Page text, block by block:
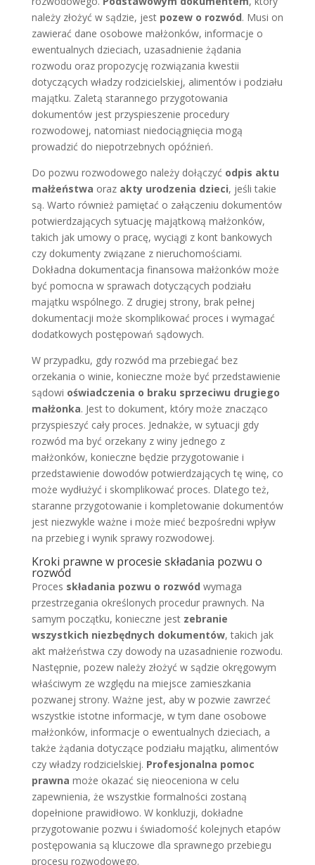
należy złożyć w sądzie, jest pozew o rozwód. Musi on
zawierać dane osobowe małżonków, informacje o
ewentualnych dzieciach, uzasadnienie żądania
rozwodu oraz propozycję rozwiązania kwestii
dotyczących władzy rodzicielskiej, alimentów i podziału
majątku. Zaletą starannego przygotowania
dokumentów jest przyspieszenie procedury
rozwodowej, natomiast niedociągnięcia mogą
prowadzić do niepotrzebnych opóźnień.
Do pozwu rozwodowego należy dołączyć odpis aktu
małżeństwa oraz akty urodzenia dzieci, jeśli takie
są. Warto również pamiętać o załączeniu dokumentów
potwierdzających sytuację majątkową małżonków,
takich jak umowy o pracę, wyciągi z kont bankowych
czy dokumenty związane z nieruchomościami.
Dokładna dokumentacja finansowa małżonków może
być pomocna w sprawach dotyczących podziału
majątku wspólnego. Z drugiej strony, brak pełnej
dokumentacji może skomplikować proces i wymagać
dodatkowych postępowań sądowych.
W przypadku, gdy rozwód ma przebiegać bez
orzekania o winie, konieczne może być przedstawienie
sądowi oświadczenia o braku sprzeciwu drugiego
małżonka. Jest to dokument, który może znacząco
przyspieszyć cały proces. Jednakże, w sytuacji gdy
rozwód ma być orzekany z winy jednego z
małżonków, konieczne będzie przygotowanie i
przedstawienie dowodów potwierdzających tę winę, co
może wydłużyć i skomplikować proces. Dlatego też,
staranne przygotowanie i kompletowanie dokumentów
jest niezwykle ważne i może mieć bezpośredni wpływ
na przebieg i wynik sprawy rozwodowej.
Kroki prawne w procesie składania pozwu o
rozwód
Proces składania pozwu o rozwód wymaga
przestrzegania określonych procedur prawnych. Na
samym początku, konieczne jest zebranie
wszystkich niezbędnych dokumentów, takich jak
akt małżeństwa czy dowody na uzasadnienie rozwodu.
Następnie, pozew należy złożyć w sądzie okręgowym
właściwym ze względu na miejsce zamieszkania
pozwanej strony. Ważne jest, aby w pozwie zawrzeć
wszystkie istotne informacje, w tym dane osobowe
małżonków, informacje o ewentualnych dzieciach, a
także żądania dotyczące podziału majątku, alimentów
czy władzy rodzicielskiej. Profesjonalna pomoc
prawna może okazać się nieoceniona w celu
zapewnienia, że wszystkie formalności zostaną
dopełnione prawidłowo. W konkluzji, dokładne
przygotowanie pozwu i świadomość kolejnych etapów
postępowania są kluczowe dla sprawnego przebiegu
procesu rozwodowego.